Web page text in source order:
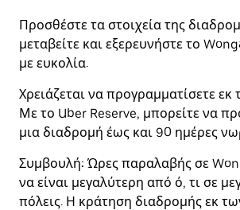
Προσθέστε τα στοιχεία της
μεταβείτε και εξερευνήστε το
με ευκολία.
Χρειάζεται να προγραμματίσετε
Με το Uber Reserve, μπορείτε να
μια διαδρομή έως και 90 ημέρες
Συμβουλή: Ώρες παραλαβής σε
να είναι μεγαλύτερη από ό, τι σε
πόλεις. Η κράτηση διαδρομής εκ